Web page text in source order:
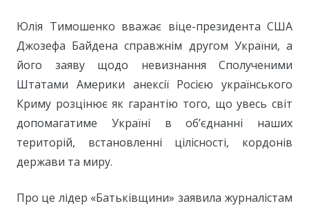
Юлія Тимошенко вважає віце-президента США
Джозефа Байдена справжнім другом України, а
його заяву щодо невизнання Сполученими
Штатами Америки анексії Росією українського
Криму розцінює як гарантію того, що увесь світ
допомагатиме Україні в об’єднанні наших
територій, встановленні цілісності, кордонів
держави та миру.
Про це лідер «Батьківщини» заявила журналістам